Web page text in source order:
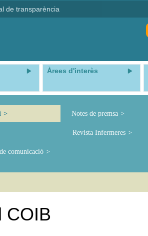
de transparència
Àrees d'interès
Notes de premsa
Revista Infermeres
comunicació
COIB